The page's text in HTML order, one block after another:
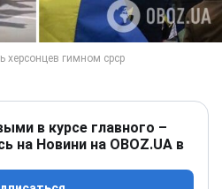
в курсе главного –
на Новини на OBOZ.UA в